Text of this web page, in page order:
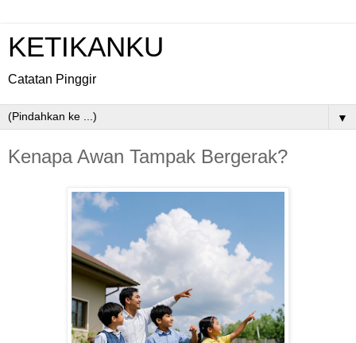
KETIKANKU
Catatan Pinggir
▼
Kenapa Awan Tampak Bergerak?